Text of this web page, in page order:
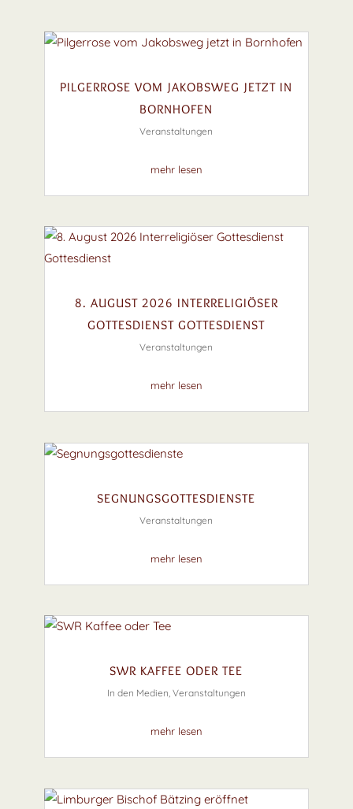
PILGERROSE VOM JAKOBSWEG JETZT IN
BORNHOFEN
Veranstaltungen
mehr lesen
8. AUGUST 2026 INTERRELIGIÖSER
GOTTESDIENST GOTTESDIENST
Veranstaltungen
mehr lesen
SEGNUNGSGOTTESDIENSTE
Veranstaltungen
mehr lesen
SWR KAFFEE ODER TEE
In den Medien, Veranstaltungen
mehr lesen